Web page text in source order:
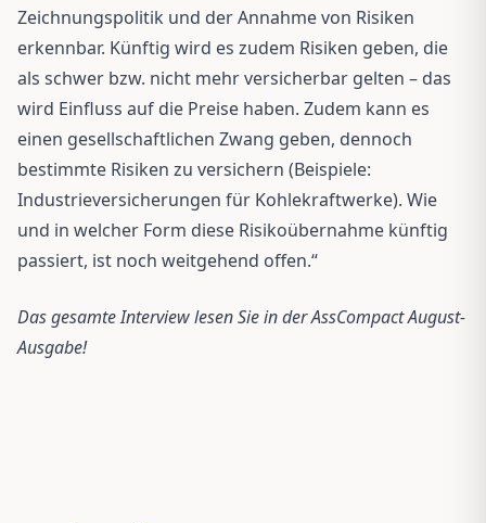
Zeichnungspolitik und der Annahme von Risiken
erkennbar. Künftig wird es zudem Risiken geben, die
als schwer bzw. nicht mehr versicherbar gelten – das
wird Einfluss auf die Preise haben. Zudem kann es
einen gesellschaftlichen Zwang geben, dennoch
bestimmte Risiken zu versichern (Beispiele:
Industrieversicherungen für Kohlekraftwerke). Wie
und in welcher Form diese Risikoübernahme künftig
passiert, ist noch weitgehend offen.“
Das gesamte Interview lesen Sie in der AssCompact August-
Ausgabe!